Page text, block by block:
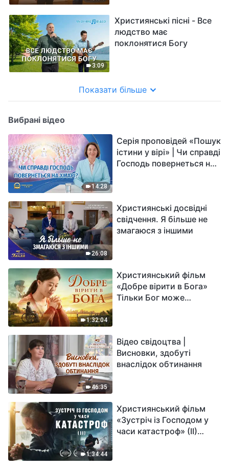
3:09
Християнські пісні - Все
людство має
поклонятися Богу
Показати більше
Вибрані відео
14:28
Серія проповідей «Пошук
істини у вірі» | Чи справді
Господь повернеться на
26:08
Християнські досвідні
свідчення. Я більше не
змагаюся з іншими
1:32:04
Християнський фільм
«Добре вірити в Бога»
Тільки Бог може
46:35
Відео свідоцтва |
Висновки, здобуті
внаслідок обтинання
1:34:44
Християнський фільм
«Зустріч із Господом у
часи катастроф» (II)